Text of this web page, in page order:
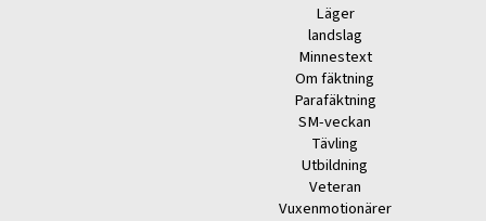
Läger
landslag
Minnestext
Om fäktning
Parafäktning
SM-veckan
Tävling
Utbildning
Veteran
Vuxenmotionärer